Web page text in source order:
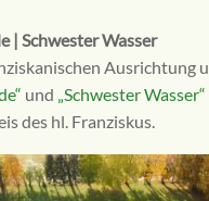
| Schwester Wasser
Ausrichtung
und „Schwester Wasser“
des hl. Franziskus.